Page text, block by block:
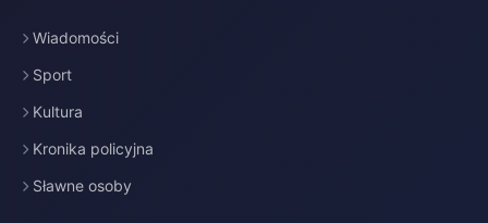
Wiadomości
Sport
Kultura
Kronika policyjna
Sławne osoby